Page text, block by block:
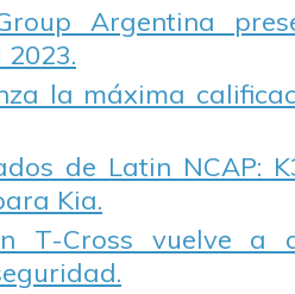
Argentina
la máxima
de Latin NCAP:
Kia.
T-Cross vuelve a